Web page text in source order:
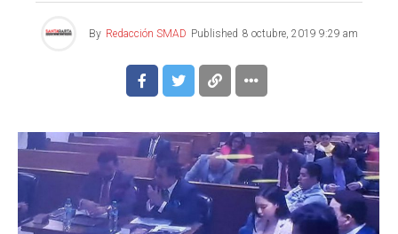
By Redacción SMAD Published 8 octubre, 2019 9:29 am